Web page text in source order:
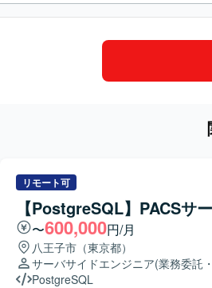
リモート可
【PostgreSQL】PACSサ
〜600,000円/月
八王子市（東京都）
サーバサイドエンジニア(業務委託
PostgreSQL